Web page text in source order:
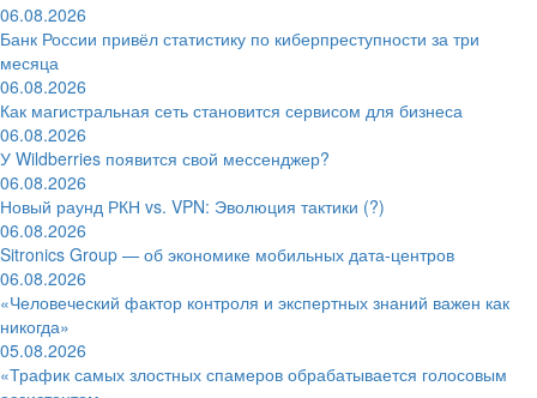
06.08.2026
Банк России привёл статистику по киберпреступности за три
месяца
06.08.2026
Как магистральная сеть становится сервисом для бизнеса
06.08.2026
У Wildberries появится свой мессенджер?
06.08.2026
Новый раунд РКН vs. VPN: Эволюция тактики (?)
06.08.2026
Sitronics Group — об экономике мобильных дата-центров
06.08.2026
«Человеческий фактор контроля и экспертных знаний важен как
никогда»
05.08.2026
«Трафик самых злостных спамеров обрабатывается голосовым